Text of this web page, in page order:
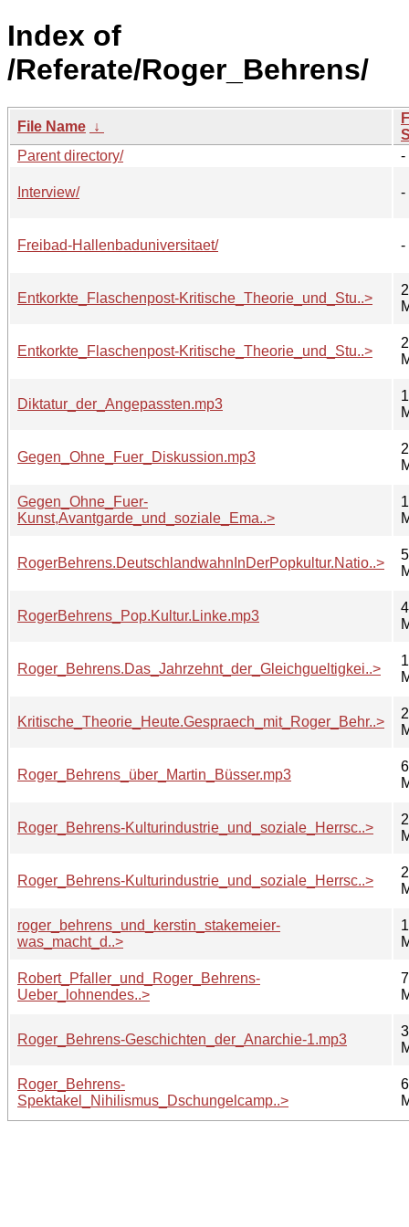
Index of
/Referate/Roger_Behrens/
File Name ↓
Parent directory/
-
Interview/ -
Freibad-Hallenbaduniversitaet/ -
Entkorkte_Flaschenpost-Kritische_Theorie_und_Stu..>
Entkorkte_Flaschenpost-Kritische_Theorie_und_Stu..>
Diktatur_der_Angepassten.mp3
Gegen_Ohne_Fuer_Diskussion.mp3
Gegen_Ohne_Fuer-
Kunst,Avantgarde_und_soziale_Ema..>
RogerBehrens.DeutschlandwahnInDerPopkultur.Natio..>
RogerBehrens_Pop.Kultur.Linke.mp3
Roger_Behrens.Das_Jahrzehnt_der_Gleichgueltigkei..>
Kritische_Theorie_Heute.Gespraech_mit_Roger_Behr..>
Roger_Behrens_über_Martin_Büsser.mp3
Roger_Behrens-Kulturindustrie_und_soziale_Herrsc..>
Roger_Behrens-Kulturindustrie_und_soziale_Herrsc..>
roger_behrens_und_kerstin_stakemeier-
was_macht_d..>
Robert_Pfaller_und_Roger_Behrens-
Ueber_lohnendes..>
Roger_Behrens-Geschichten_der_Anarchie-1.mp3
Roger_Behrens-
Spektakel_Nihilismus_Dschungelcamp..>